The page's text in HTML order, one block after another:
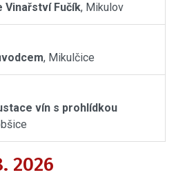
Vinařství Fučík, Mikulov
, Mikulčice
vín s prohlídkou
2026